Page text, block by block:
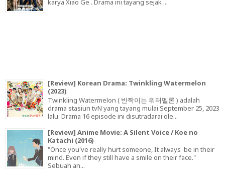
karya Xiao Ge . Drama ini tayang sejak ...
[Review] Korean Drama: Twinkling Watermelon
(2023)
Twinkling Watermelon ( 반짝이는 워터멜론 ) adalah
drama stasiun tvN yang tayang mulai September 25, 2023
lalu. Drama 16 episode ini disutradarai ole...
[Review] Anime Movie: A Silent Voice / Koe no
Katachi (2016)
"Once you've really hurt someone, It always be in their
mind. Even if they still have a smile on their face."
Sebuah an...